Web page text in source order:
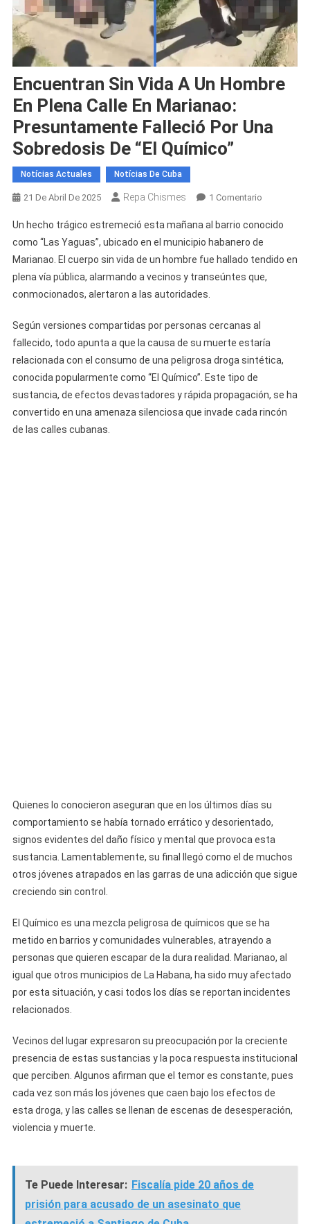
Encuentran Sin Vida A Un Hombre
En Plena Calle En Marianao:
Presuntamente Falleció Por Una
Sobredosis De “El Químico”
Notícias Actuales Notícias De Cuba
21 De Abril De 2025 Repa Chismes 1 ComentarioEn
Sin
Vida
A
Un
Calle
En
Un hecho trágico estremeció esta mañana al barrio conocido
como “Las Yaguas”, ubicado en el municipio habanero de
Marianao. El cuerpo sin vida de un hombre fue hallado tendido en
plena vía pública, alarmando a vecinos y transeúntes que,
conmocionados, alertaron a las autoridades.
Según versiones compartidas por personas cercanas al
fallecido, todo apunta a que la causa de su muerte estaría
relacionada con el consumo de una peligrosa droga sintética,
conocida popularmente como “El Químico”. Este tipo de
sustancia, de efectos devastadores y rápida propagación, se ha
convertido en una amenaza silenciosa que invade cada rincón
de las calles cubanas.
Quienes lo conocieron aseguran que en los últimos días su
comportamiento se había tornado errático y desorientado,
signos evidentes del daño físico y mental que provoca esta
sustancia. Lamentablemente, su final llegó como el de muchos
otros jóvenes atrapados en las garras de una adicción que sigue
creciendo sin control.
El Químico es una mezcla peligrosa de químicos que se ha
metido en barrios y comunidades vulnerables, atrayendo a
personas que quieren escapar de la dura realidad. Marianao, al
igual que otros municipios de La Habana, ha sido muy afectado
por esta situación, y casi todos los días se reportan incidentes
relacionados.
Vecinos del lugar expresaron su preocupación por la creciente
presencia de estas sustancias y la poca respuesta institucional
que perciben. Algunos afirman que el temor es constante, pues
cada vez son más los jóvenes que caen bajo los efectos de
esta droga, y las calles se llenan de escenas de desesperación,
violencia y muerte.
Te Puede Interesar: Fiscalía pide 20 años de
prisión para acusado de un asesinato que